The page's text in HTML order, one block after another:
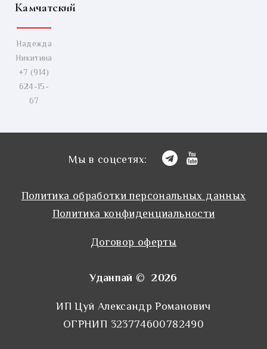
Камчатский
Надежда
Никитина
+7 (914)
624-15-
67
Мы в соцсетях:
Политика обработки персональных данных
Политика конфиденциальности
Договор оферты
Уданпай © 2026
ИП Цуй Александр Романович
ОГРНИП 323774600782490